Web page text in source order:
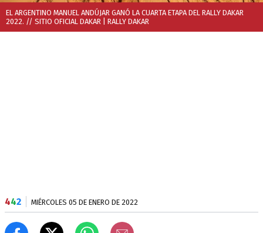
EL ARGENTINO MANUEL ANDÚJAR GANÓ LA CUARTA ETAPA DEL RALLY DAKAR
2022. // SITIO OFICIAL DAKAR | RALLY DAKAR
442 MIÉRCOLES 05 DE ENERO DE 2022